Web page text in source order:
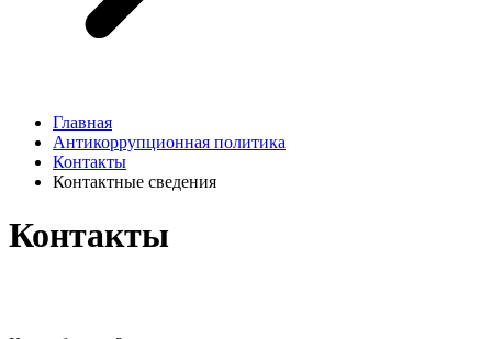
Главная
Антикоррупционная политика
Контакты
Контактные сведения
Контакты